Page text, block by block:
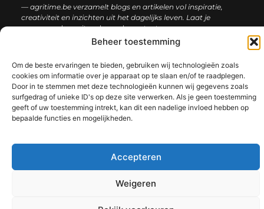
Beheer toestemming
Om de beste ervaringen te bieden, gebruiken wij technologieën zoals
cookies om informatie over je apparaat op te slaan en/of te raadplegen.
Door in te stemmen met deze technologieën kunnen wij gegevens zoals
surfgedrag of unieke ID's op deze site verwerken. Als je geen toestemming
geeft of uw toestemming intrekt, kan dit een nadelige invloed hebben op
bepaalde functies en mogelijkheden.
Accepteren
Weigeren
— agritime.be verzamelt blogs en artikelen vol inspiratie,
creativiteit en inzichten uit het dagelijks leven. Laat je
verrassen door uiteenlopende content.
informatie
Bericht categorie
@2025 www.agritime.be. All Right Reserved.​